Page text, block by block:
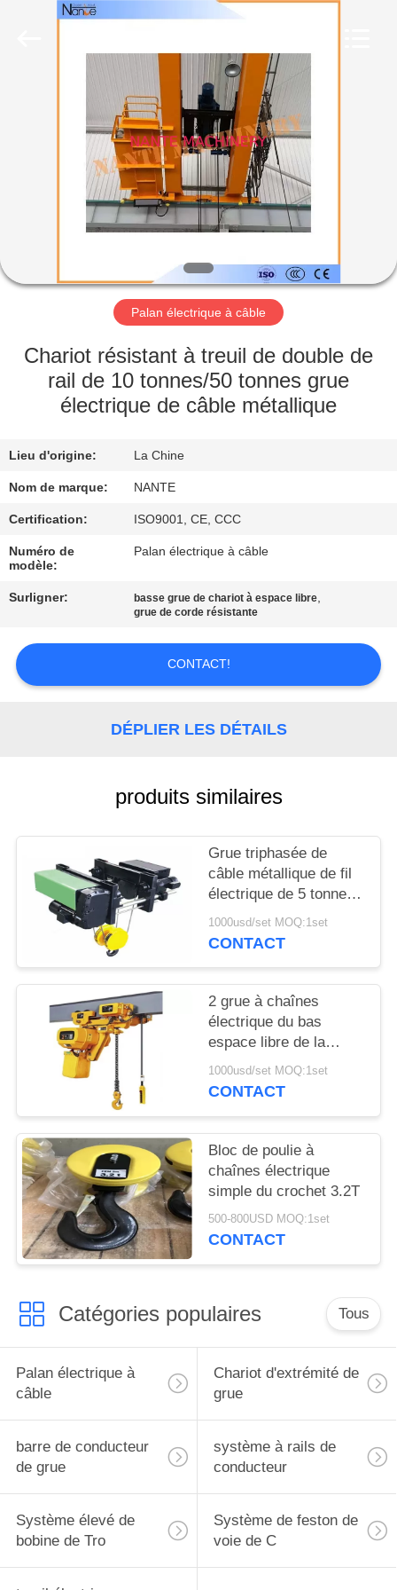
ACCUEIL
PRODUITS
PROPOS
DE
NOUS
VISITE
L'USINE
CONTRÔLE
DE
LA
QUALITÉ
NOUS
CONTACTER
DEMANDEZ
COMPANY
NEWS
PLAN
PRIVACY
POLICY
Palan électrique à câble
Chariot résistant à treuil de double de
rail de 10 tonnes/50 tonnes grue
électrique de câble métallique
Lieu d'origine: La Chine
Nom de marque: NANTE
Certification: ISO9001, CE, CCC
Numéro de
modèle:
Palan électrique à câble
Surligner: basse grue de chariot à espace libre,
grue de corde résistante
CONTACT!
DÉPLIER LES DÉTAILS
produits similaires
Grue triphasée de
câble métallique de fil
électrique de 5 tonnes
de l'Europe de bas
espace libre
1000usd/set MOQ:1set
CONTACT
2 grue à chaînes
électrique du bas
espace libre de la
tonne 3m 220v
1000usd/set MOQ:1set
CONTACT
Bloc de poulie à
chaînes électrique
simple du crochet 3.2T
500-800USD MOQ:1set
CONTACT
Catégories populaires Tous
Palan électrique à
câble
Chariot d'extrémité de
grue
barre de conducteur
de grue
système à rails de
conducteur
Système élevé de
bobine de Tro
Système de feston de
voie de C